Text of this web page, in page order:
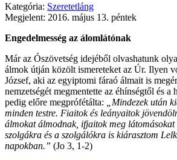
Kategória: Szeretetláng
Megjelent: 2016. május 13. péntek
Engedelmesség az álomlátónak
Már az Ószövetség idejéből olvashatunk
álmok útján közölt ismereteket az Úr. Ilyen
József, aki az egyiptomi fáraó álmait is
nemzetségét megmentette az éhínségtől és a
pedig előre megprófétálta:
„Mindezek után
minden testre. Fiaitok és leányaitok
álmokat álmodnak, ifjaitok meg látomásokat
szolgákra és a szolgálókra is kiárasztom
napokban.” (Jo 3, 1-2)